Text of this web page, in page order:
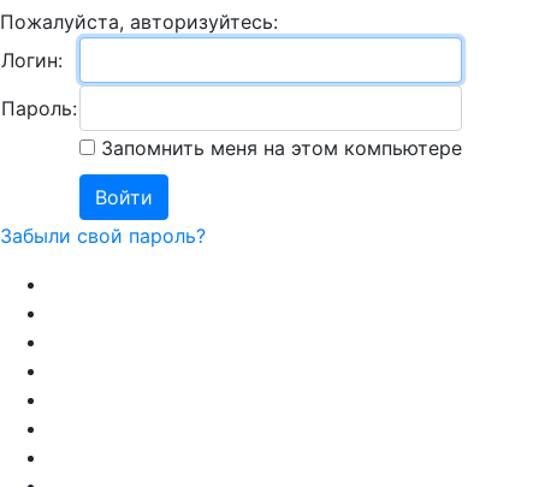
Пожалуйста, авторизуйтесь:
Логин:
Пароль:
Запомнить меня на этом компьютере
Забыли свой пароль?